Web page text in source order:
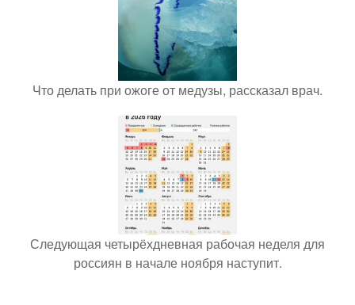
Что делать при ожоге от медузы, рассказал врач.
Следующая четырёхдневная рабочая неделя для
россиян в начале ноября наступит.